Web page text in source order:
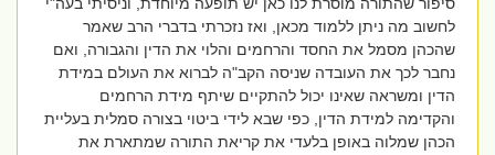
לחשוב מה ניתן ללמוד מכאן, ואז נזכרתי בדברי הרב שאמר
שהכהן מסמל את החסד והרחמים והלוי את הדין והגבורה, ואם
נחבר לכך את העובדה שניסה הקב"ה לברוא את העולם במידת
הדין ומשראה שאינו יכול להתקיים שיתף מידת הרחמים
והקדימה למידת הדין, כפי שבא לידי ביטוי בצורה סמלית בעליית
הכהן שמלוה באופן בלעדי את קריאת התורה שמתארת את